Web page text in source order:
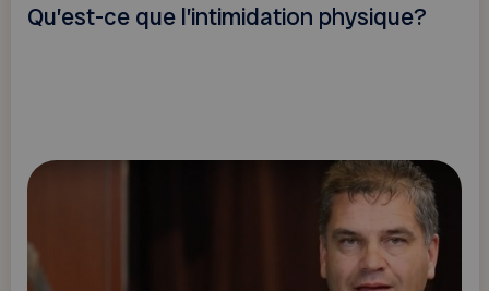
Qu’est-ce que l’intimidation physique?